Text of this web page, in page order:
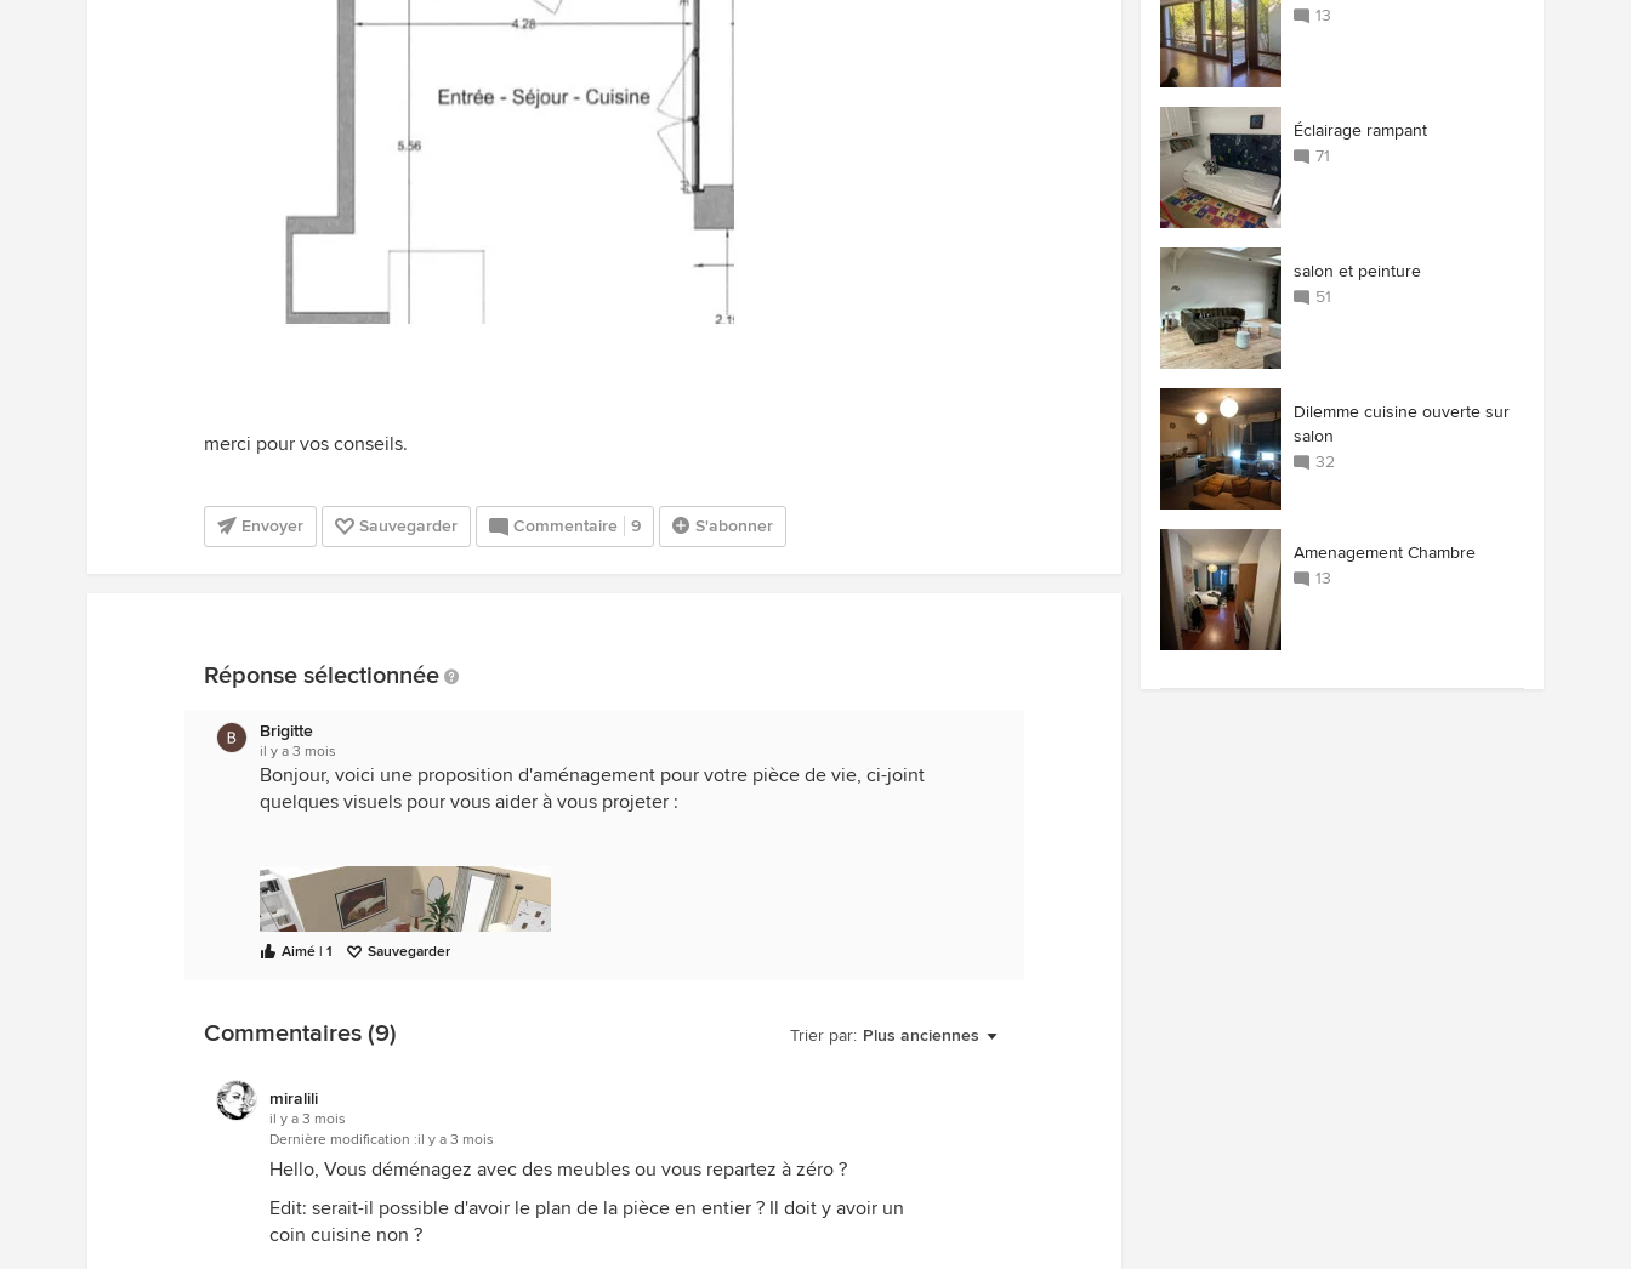
merci pour vos conseils.
Envoyer Sauvegarder Commentaire 9 S'abonner
Réponse sélectionnée
Brigitte
il y a 3 mois
Bonjour, voici une proposition d'aménagement pour votre pièce de vie, ci-joint
quelques visuels pour vous aider à vous projeter :
Aimé | 1 Sauvegarder
Trier par: Plus anciennes
Commentaires (9)
miralili
il y a 3 mois
Dernière modification :il y a 3 mois
Hello, Vous déménagez avec des meubles ou vous repartez à zéro ?
Edit: serait-il possible d'avoir le plan de la pièce en entier ? Il doit y avoir un
coin cuisine non ?
13
Éclairage rampant
71
salon et peinture
51
Dilemme cuisine ouverte sur
salon
32
Amenagement Chambre
13